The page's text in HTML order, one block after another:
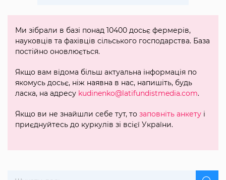
Ми зібрали в базі понад 10400 досьє фермерів,
науковців та фахівців сільського господарства. База
постійно оновлюється.
Якщо вам відома більш актуальна інформація по
якомусь досьє, ніж наявна в нас, напишіть, будь
ласка, на адресу kudinenko@latifundistmedia.com.
Якщо ви не знайшли себе тут, то заповніть анкету і
приєднуйтесь до куркулів зі всієї України.